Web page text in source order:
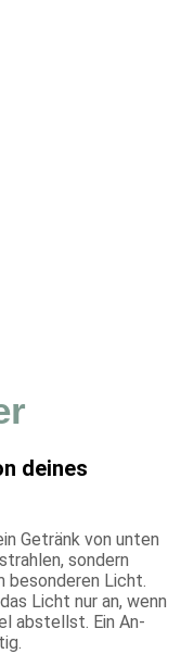
deines
Getränk von unten
sondern
besonderen Licht.
Licht nur an, wenn
abstellst. Ein An-